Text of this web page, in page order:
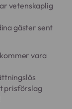
vetenskaplig
gäster sent
vara
prisförslag